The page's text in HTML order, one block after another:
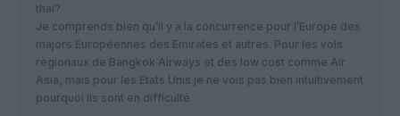
thai?
Je comprends bien qu’il y a la concurrence pour l’Europe des
majors Européennes des Emirates et autres. Pour les vols
regionaux de Bangkok Airways et des low cost comme Air
Asia, mais pour les Etats Unis je ne vois pas bien intuitivement
pourquoi ils sont en difficulté